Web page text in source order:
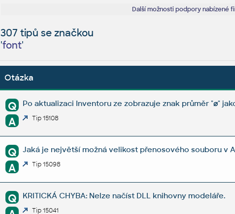
Další možnosti podpory nabízené
307 tipů se značkou
'font'
Otázka
Q Po aktualizaci Inventoru ze zobrazuje znak průměr "⌀"
A Tip 15108
Q Jaká je největší možná velikost přenosového souboru v
A Tip 15098
Q KRITICKÁ CHYBA: Nelze načíst DLL knihovny modeláře.
Tip 15041